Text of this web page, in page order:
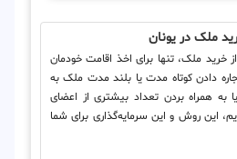
ملک در یونان
ملک، تنها برای اخذ اقامت خودمان
دادن کوتاه مدت یا بلند مدت ملک به
به همراه بردن تعداد بیشتری از اعضای
این روش و این سرمایه‌گذاری برای شما